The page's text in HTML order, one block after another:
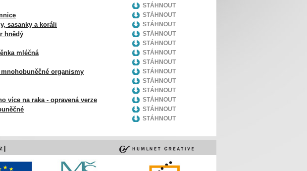
STÁHNOUT
STÁHNOUT
sasanky a koráli
STÁHNOUT
hnědý
STÁHNOUT
STÁHNOUT
mléčná
STÁHNOUT
STÁHNOUT
organismy
STÁHNOUT
STÁHNOUT
STÁHNOUT
více na raka - opravená verze
STÁHNOUT
STÁHNOUT
STÁHNOUT